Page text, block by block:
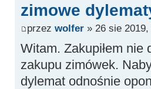
zimowe
przez wolfer» 26 sie 2019,
Witam. Zakupiłem
zakupu zimówek.
dylemat odnośnie